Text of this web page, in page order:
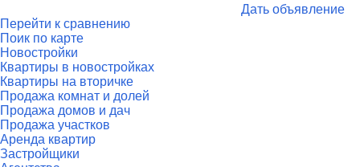
Дать объявление
Перейти к сравнению
Поик по карте
Новостройки
Квартиры в новостройках
Квартиры на вторичке
Продажа комнат и долей
Продажа домов и дач
Продажа участков
Аренда квартир
Застройщики